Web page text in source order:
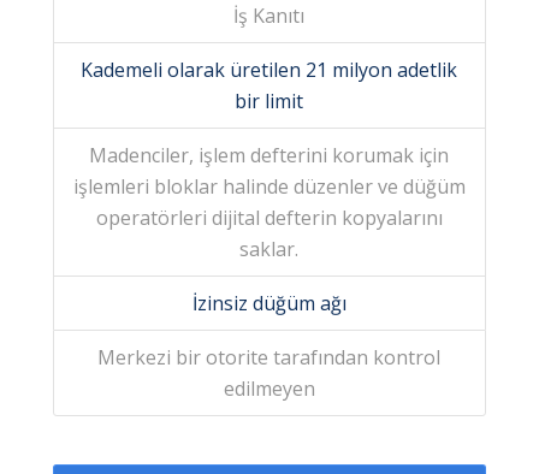
İş Kanıtı
Kademeli olarak üretilen 21 milyon adetlik
bir limit
Madenciler, işlem defterini korumak için
işlemleri bloklar halinde düzenler ve düğüm
operatörleri dijital defterin kopyalarını
saklar.
İzinsiz düğüm ağı
Merkezi bir otorite tarafından kontrol
edilmeyen